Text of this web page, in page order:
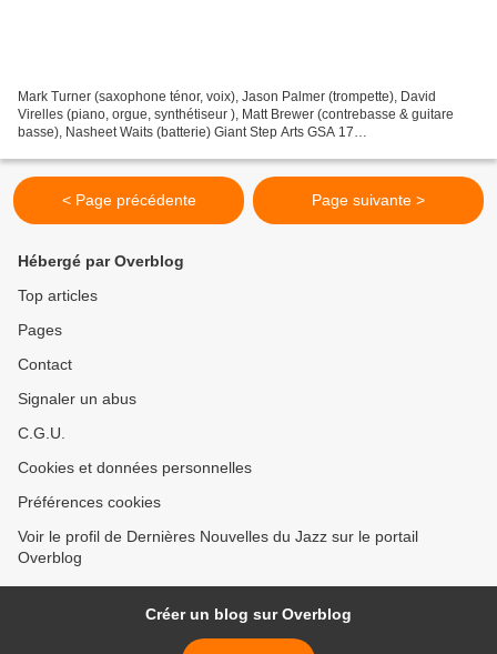
Mark Turner (saxophone ténor, voix), Jason Palmer (trompette), David
Virelles (piano, orgue, synthétiseur ), Matt Brewer (contrebasse & guitare
basse), Nasheet Waits (batterie) Giant Step Arts GSA 17
autobiography-of-an-ex-colored-man...
< Page précédente Page suivante >
Hébergé par Overblog
Top articles
Pages
Contact
Signaler un abus
C.G.U.
Cookies et données personnelles
Préférences cookies
Voir le profil de Dernières Nouvelles du Jazz sur le portail
Overblog
Créer un blog sur Overblog